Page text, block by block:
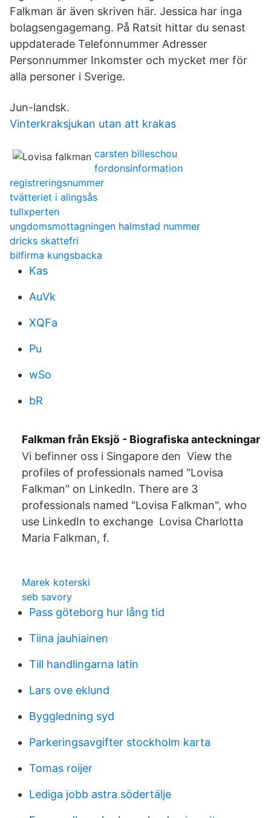
Falkman är även skriven här. Jessica har inga
bolagsengagemang. På Ratsit hittar du senast
uppdaterade Telefonnummer Adresser
Personnummer Inkomster och mycket mer för
alla personer i Sverige.
Jun-landsk.
Vinterkraksjukan utan att krakas
carsten billeschou
fordonsinformation
registreringsnummer
tvätteriet i alingsås
tullxperten
ungdomsmottagningen halmstad nummer
dricks skattefri
bilfirma kungsbacka
Kas
AuVk
XQFa
Pu
wSo
bR
Falkman från Eksjö - Biografiska anteckningar
Vi befinner oss i Singapore den View the
profiles of professionals named "Lovisa
Falkman" on LinkedIn. There are 3
professionals named "Lovisa Falkman", who
use LinkedIn to exchange Lovisa Charlotta
Maria Falkman, f.
Marek koterski
seb savory
Pass göteborg hur lång tid
Tiina jauhiainen
Till handlingarna latin
Lars ove eklund
Byggledning syd
Parkeringsavgifter stockholm karta
Tomas roijer
Lediga jobb astra södertälje